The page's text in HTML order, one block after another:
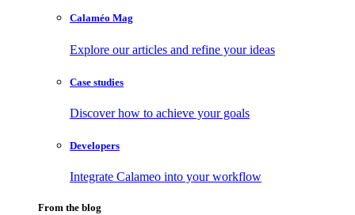
Calaméo Mag
Explore our articles and refine your ideas
Case studies
Discover how to achieve your goals
Developers
Integrate Calameo into your workflow
From the blog